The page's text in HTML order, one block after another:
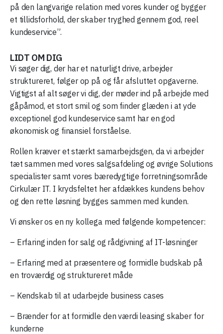
på den langvarige relation med vores kunder og bygger
et tillidsforhold, der skaber tryghed gennem god, reel
kundeservice”.
LIDT OM DIG
Vi søger dig, der har et naturligt drive, arbejder
struktureret, følger op på og får afsluttet opgaverne.
Vigtigst af alt søger vi dig, der møder ind på arbejde med
gåpåmod, et stort smil og som finder glæden i at yde
exceptionel god kundeservice samt har en god
økonomisk og finansiel forståelse.
Rollen kræver et stærkt samarbejdsgen, da vi arbejder
tæt sammen med vores salgsafdeling og øvrige Solutions
specialister samt vores bæredygtige forretningsområde
Cirkulær IT. I krydsfeltet her afdækkes kundens behov
og den rette løsning bygges sammen med kunden.
Vi ønsker os en ny kollega med følgende kompetencer:
– Erfaring inden for salg og rådgivning af IT-løsninger
– Erfaring med at præsentere og formidle budskab på
en troværdig og struktureret måde
– Kendskab til at udarbejde business cases
– Brænder for at formidle den værdi leasing skaber for
kunderne